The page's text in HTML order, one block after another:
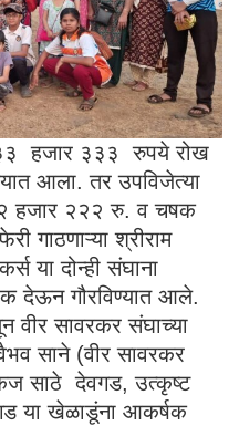
३३ हजार ३३३ रुपये रोख
आला. तर उपविजेत्या
हजार २२२ रु. व चषक
गाठणाऱ्या श्रीराम
या दोन्ही संघाना
देऊन गौरविण्यात आले.
वीर सावरकर संघाच्या
साने (वीर सावरकर
साठे देवगड, उत्कृष्ट
या खेळाडूंना आकर्षक